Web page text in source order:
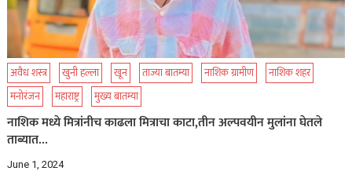
अवैध शस्त्र खुनी हल्ला खून ताज्या बातम्या नाशिक ग्रामीण
नाशिक शहर
मनोरंजन
महाराष्ट्र मुख्य बातम्या
नाशिक मध्ये मित्रांनीच काढला मित्राचा काटा,तीन अल्पवयीन मुलांना घेतले
ताब्यात…
June 1, 2024